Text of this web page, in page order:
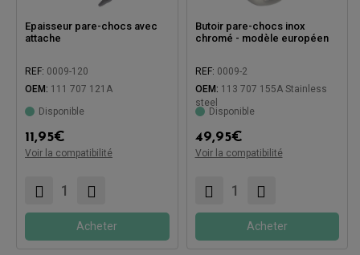
Epaisseur pare-chocs avec
attache
REF: 0009-120
OEM: 111 707 121A
Disponible
11,95€
Voir la compatibilité
Compatible avec:
Acheter
Butoir pare-chocs inox
chromé - modèle européen
REF: 0009-2
OEM: 113 707 155A Stainless
steel
Disponible
49,95€
Voir la compatibilité
Compatible avec:
Acheter